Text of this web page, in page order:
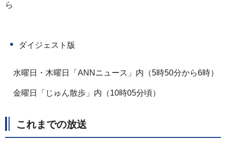
ら
ダイジェスト版
水曜日・木曜日「ANNニュース」内（5時50分から6時）
金曜日「じゅん散歩」内（10時05分頃）
これまでの放送